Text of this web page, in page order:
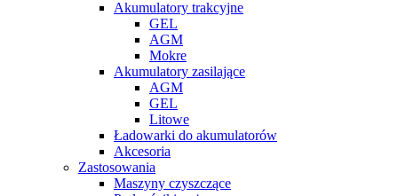
Akumulatory trakcyjne
GEL
AGM
Mokre
Akumulatory zasilające
AGM
GEL
Litowe
Ładowarki do akumulatorów
Akcesoria
Zastosowania
Maszyny czyszczące